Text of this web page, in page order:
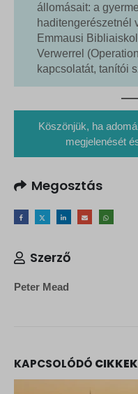
állomásait: a
haditengerészetnél
Emmausi
Verwerrel
kapcsolatát, tanítói
Köszönjük, ha
megjelenését
Megosztás
Szerző
Peter Mead
KAPCSOLÓDÓ CIKKEK